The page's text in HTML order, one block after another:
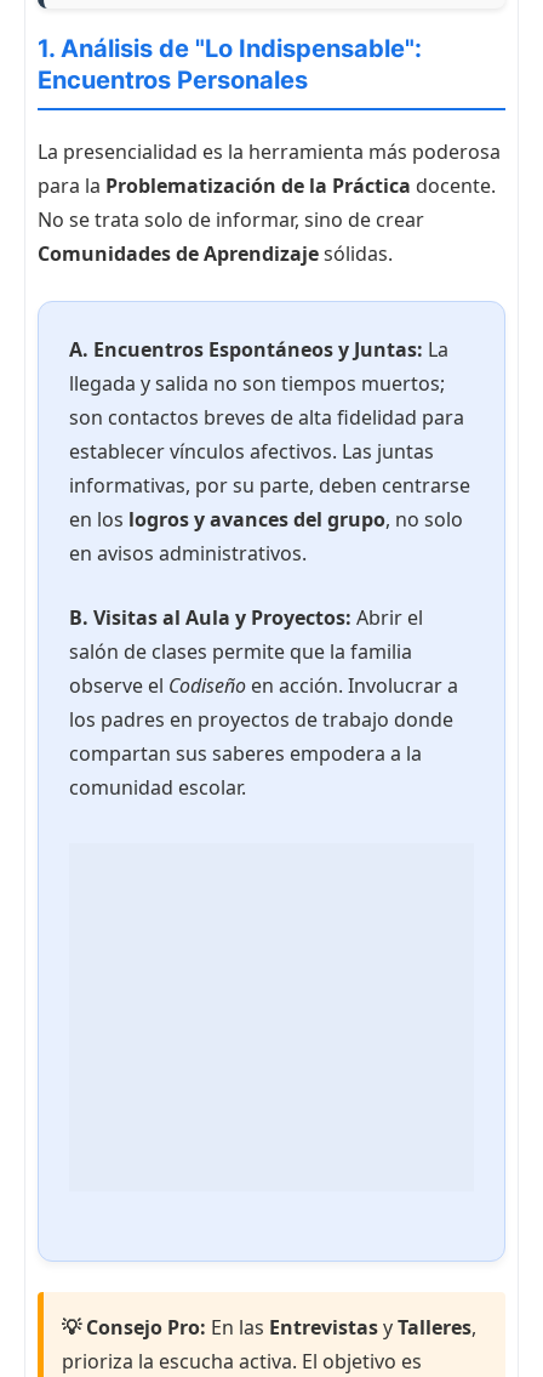
1. Análisis de "Lo Indispensable":
Encuentros Personales
La presencialidad es la herramienta más poderosa
para la Problematización de la Práctica docente.
No se trata solo de informar, sino de crear
Comunidades de Aprendizajesólidas.
A. Encuentros Espontáneos y Juntas: La
llegada y salida no son tiempos muertos;
son contactos breves de alta fidelidad para
establecer vínculos afectivos. Las juntas
informativas, por su parte, deben centrarse
en los logros y avances del grupo, no solo
en avisos administrativos.
B. Visitas al Aula y Proyectos: Abrir el
salón de clases permite que la familia
observe el Codiseño en acción. Involucrar a
los padres en proyectos de trabajo donde
compartan sus saberes empodera a la
comunidad escolar.
💡 Consejo Pro: En las EntrevistasyTalleres,
prioriza la escucha activa. El objetivo es